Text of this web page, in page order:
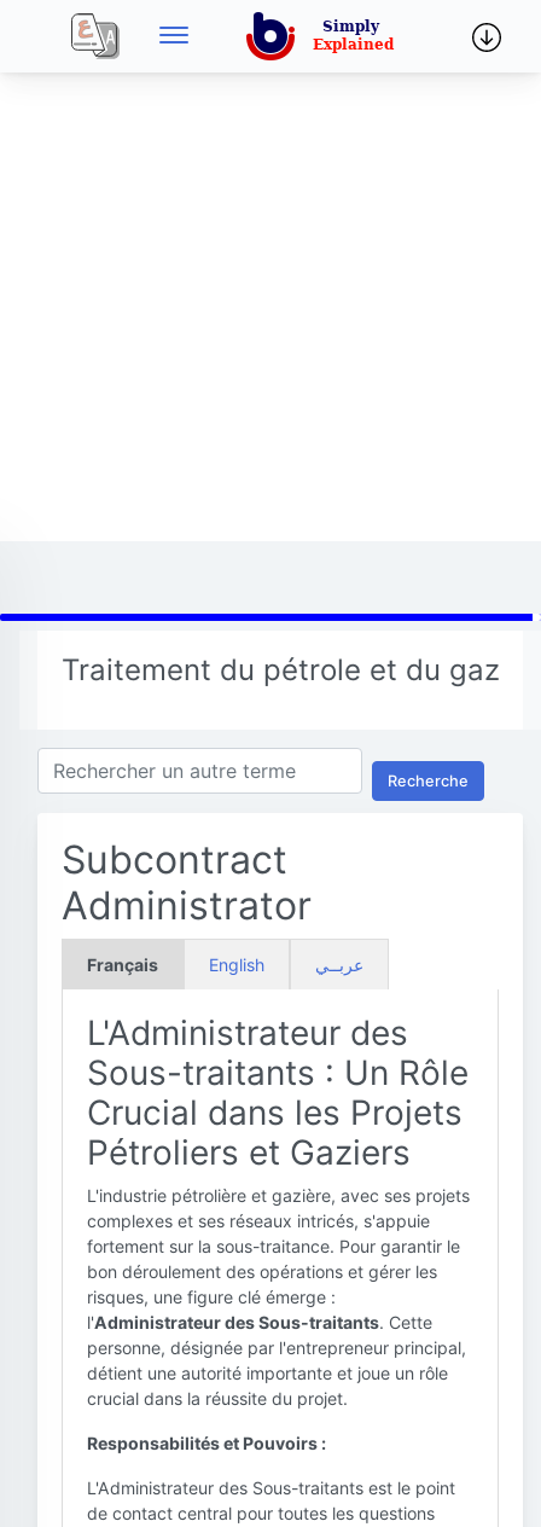
Traitement du pétrole et du gaz
Recherche
Subcontract
Administrator
Français English عربــي
L'Administrateur des
Sous-traitants : Un Rôle
Crucial dans les Projets
Pétroliers et Gaziers
L'industrie pétrolière et gazière, avec ses projets
complexes et ses réseaux intricés, s'appuie
fortement sur la sous-traitance. Pour garantir le
bon déroulement des opérations et gérer les
risques, une figure clé émerge :
l'Administrateur des Sous-traitants. Cette
personne, désignée par l'entrepreneur principal,
détient une autorité importante et joue un rôle
crucial dans la réussite du projet.
Responsabilités et Pouvoirs :
L'Administrateur des Sous-traitants est le point
de contact central pour toutes les questions